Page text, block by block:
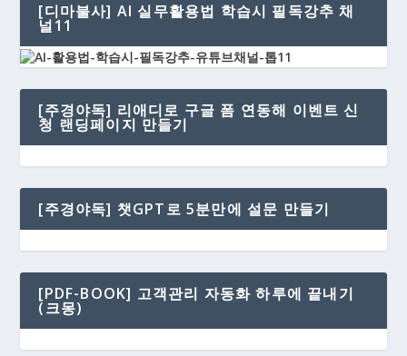
[디마불사] AI 실무활용법 학습시 필독강추 채
널11
[주경야독] 리애디로 구글 폼 연동해 이벤트 신
청 랜딩페이지 만들기
[주경야독] 챗GPT로 5분만에 설문 만들기
[PDF-BOOK] 고객관리 자동화 하루에 끝내기
(크몽)